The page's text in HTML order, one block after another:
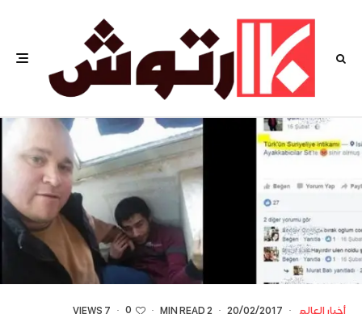
أخبار العالم ·
20/02/2017
·
2 MIN READ
·
0
·
7 VIEWS